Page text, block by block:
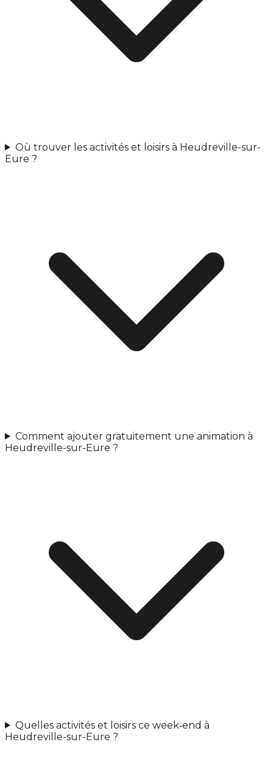
Où trouver les activités et loisirs à Heudreville-sur-
Eure ?
Comment ajouter gratuitement une animation à
Heudreville-sur-Eure ?
Quelles activités et loisirs ce week‑end à
Heudreville-sur-Eure ?